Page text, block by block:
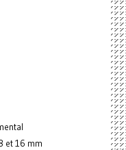
et 16 mm